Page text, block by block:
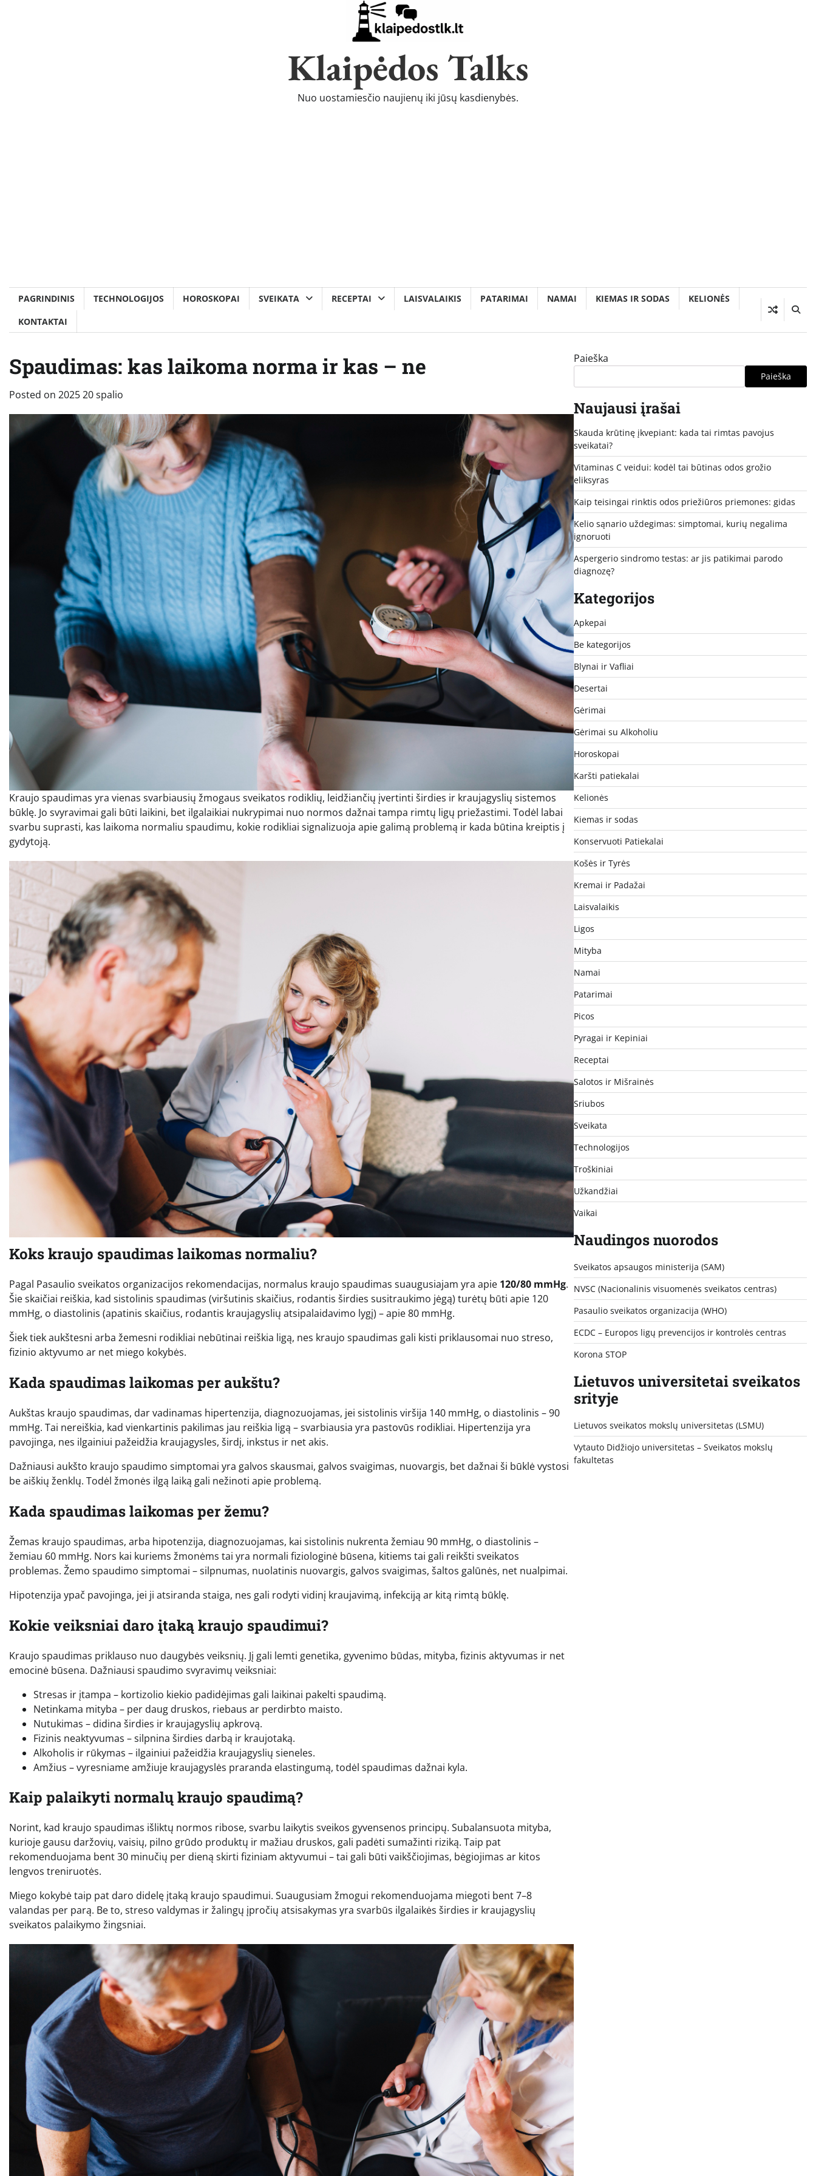
Klaipėdos Talks
Nuo uostamiesčio naujienų iki jūsų kasdienybės.
PAGRINDINIS TECHNOLOGIJOS HOROSKOPAI SVEIKATA RECEPTAI LAISVALAIKIS PATARIMAI NAMAI KIEMAS IR SODAS
KELIONĖS
KONTAKTAI
Spaudimas: kas laikoma norma ir kas – ne
Posted on 2025 20 spalio
Kraujo spaudimas yra vienas svarbiausių žmogaus sveikatos rodiklių, leidžiančių įvertinti širdies ir kraujagyslių sistemos
būklę. Jo svyravimai gali būti laikini, bet ilgalaikiai nukrypimai nuo normos dažnai tampa rimtų ligų priežastimi. Todėl labai
svarbu suprasti, kas laikoma normaliu spaudimu, kokie rodikliai signalizuoja apie galimą problemą ir kada būtina kreiptis į
gydytoją.
Koks kraujo spaudimas laikomas normaliu?
Pagal Pasaulio sveikatos organizacijos rekomendacijas, normalus kraujo spaudimas suaugusiajam yra apie 120/80 mmHg.
Šie skaičiai reiškia, kad sistolinis spaudimas (viršutinis skaičius, rodantis širdies susitraukimo jėgą) turėtų būti apie 120
mmHg, o diastolinis (apatinis skaičius, rodantis kraujagyslių atsipalaidavimo lygį) – apie 80 mmHg.
Šiek tiek aukštesni arba žemesni rodikliai nebūtinai reiškia ligą, nes kraujo spaudimas gali kisti priklausomai nuo streso,
fizinio aktyvumo ar net miego kokybės.
Kada spaudimas laikomas per aukštu?
Aukštas kraujo spaudimas, dar vadinamas hipertenzija, diagnozuojamas, jei sistolinis viršija 140 mmHg, o diastolinis – 90
mmHg. Tai nereiškia, kad vienkartinis pakilimas jau reiškia ligą – svarbiausia yra pastovūs rodikliai. Hipertenzija yra
pavojinga, nes ilgainiui pažeidžia kraujagysles, širdį, inkstus ir net akis.
Dažniausi aukšto kraujo spaudimo simptomai yra galvos skausmai, galvos svaigimas, nuovargis, bet dažnai ši būklė vystosi
be aiškių ženklų. Todėl žmonės ilgą laiką gali nežinoti apie problemą.
Kada spaudimas laikomas per žemu?
Žemas kraujo spaudimas, arba hipotenzija, diagnozuojamas, kai sistolinis nukrenta žemiau 90 mmHg, o diastolinis –
žemiau 60 mmHg. Nors kai kuriems žmonėms tai yra normali fiziologinė būsena, kitiems tai gali reikšti sveikatos
problemas. Žemo spaudimo simptomai – silpnumas, nuolatinis nuovargis, galvos svaigimas, šaltos galūnės, net nualpimai.
Hipotenzija ypač pavojinga, jei ji atsiranda staiga, nes gali rodyti vidinį kraujavimą, infekciją ar kitą rimtą būklę.
Kokie veiksniai daro įtaką kraujo spaudimui?
Kraujo spaudimas priklauso nuo daugybės veiksnių. Jį gali lemti genetika, gyvenimo būdas, mityba, fizinis aktyvumas ir net
emocinė būsena. Dažniausi spaudimo svyravimų veiksniai:
Stresas ir įtampa – kortizolio kiekio padidėjimas gali laikinai pakelti spaudimą.
Netinkama mityba – per daug druskos, riebaus ar perdirbto maisto.
Nutukimas – didina širdies ir kraujagyslių apkrovą.
Fizinis neaktyvumas – silpnina širdies darbą ir kraujotaką.
Alkoholis ir rūkymas – ilgainiui pažeidžia kraujagyslių sieneles.
Amžius – vyresniame amžiuje kraujagyslės praranda elastingumą, todėl spaudimas dažnai kyla.
Kaip palaikyti normalų kraujo spaudimą?
Norint, kad kraujo spaudimas išliktų normos ribose, svarbu laikytis sveikos gyvensenos principų. Subalansuota mityba,
kurioje gausu daržovių, vaisių, pilno grūdo produktų ir mažiau druskos, gali padėti sumažinti riziką. Taip pat
rekomenduojama bent 30 minučių per dieną skirti fiziniam aktyvumui – tai gali būti vaikščiojimas, bėgiojimas ar kitos
lengvos treniruotės.
Miego kokybė taip pat daro didelę įtaką kraujo spaudimui. Suaugusiam žmogui rekomenduojama miegoti bent 7–8
valandas per parą. Be to, streso valdymas ir žalingų įpročių atsisakymas yra svarbūs ilgalaikės širdies ir kraujagyslių
sveikatos palaikymo žingsniai.
Paieška
Paieška
Naujausi įrašai
Skauda krūtinę įkvepiant: kada tai rimtas pavojus
sveikatai?
Vitaminas C veidui: kodėl tai būtinas odos grožio
eliksyras
Kaip teisingai rinktis odos priežiūros priemones: gidas
Kelio sąnario uždegimas: simptomai, kurių negalima
ignoruoti
Aspergerio sindromo testas: ar jis patikimai parodo
diagnozę?
Kategorijos
Apkepai
Be kategorijos
Blynai ir Vafliai
Desertai
Gėrimai
Gėrimai su Alkoholiu
Horoskopai
Karšti patiekalai
Kelionės
Kiemas ir sodas
Konservuoti Patiekalai
Košės ir Tyrės
Kremai ir Padažai
Laisvalaikis
Ligos
Mityba
Namai
Patarimai
Picos
Pyragai ir Kepiniai
Receptai
Salotos ir Mišrainės
Sriubos
Sveikata
Technologijos
Troškiniai
Užkandžiai
Vaikai
Naudingos nuorodos
Sveikatos apsaugos ministerija (SAM)
NVSC (Nacionalinis visuomenės sveikatos centras)
Pasaulio sveikatos organizacija (WHO)
ECDC – Europos ligų prevencijos ir kontrolės centras
Korona STOP
Lietuvos universitetai sveikatos
srityje
Lietuvos sveikatos mokslų universitetas (LSMU)
Vytauto Didžiojo universitetas – Sveikatos mokslų
fakultetas